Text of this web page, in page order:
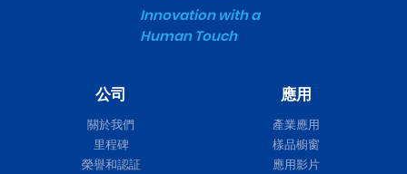
Innovation with a
Human Touch
公司
關於我們
里程碑
榮譽和認証
應用
產業應用
樣品櫥窗
應用影片